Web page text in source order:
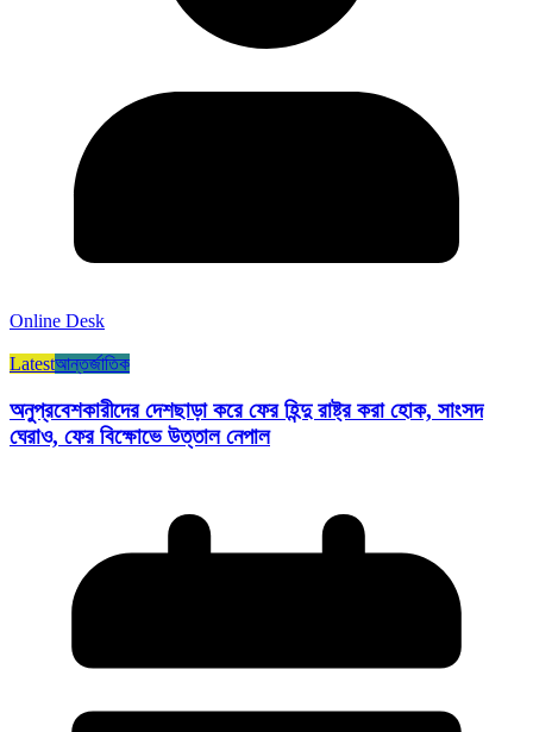
Online Desk
Latestআন্তর্জাতিক
অনুপ্রবেশকারীদের দেশছাড়া করে ফের হিন্দু রাষ্ট্র করা হোক, সাংসদ
ঘেরাও, ফের বিক্ষোভে উত্তাল নেপাল